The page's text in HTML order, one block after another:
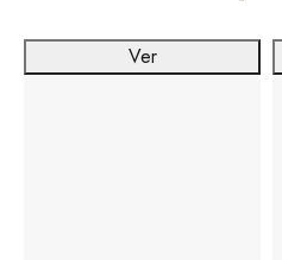
Ver